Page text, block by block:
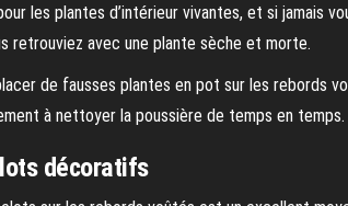
les plantes d’intérieur vivantes, et si jamais
retrouviez avec une plante sèche et morte.
de fausses plantes en pot sur les rebords
à nettoyer la poussière de temps en temps.
décoratifs